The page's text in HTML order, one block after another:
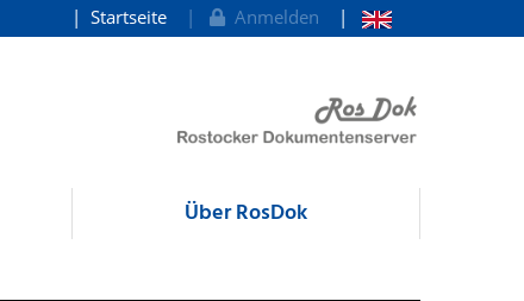
Startseite Anmelden
Über RosDok